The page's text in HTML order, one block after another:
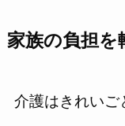
家族の負担を
介護はきれいご